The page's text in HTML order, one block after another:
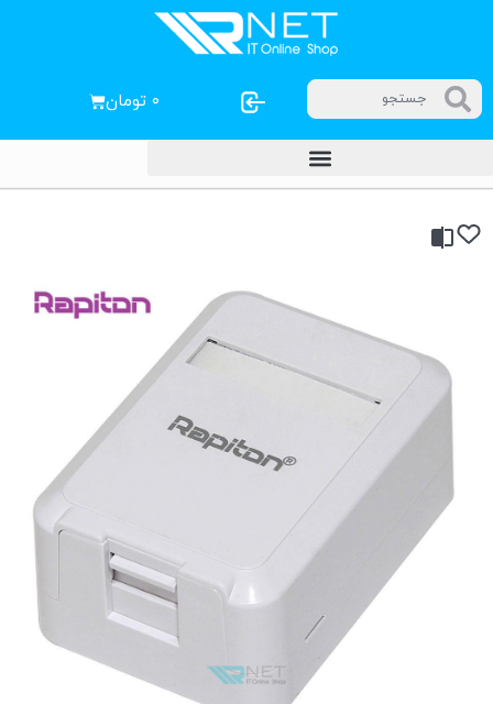
۰ تومان